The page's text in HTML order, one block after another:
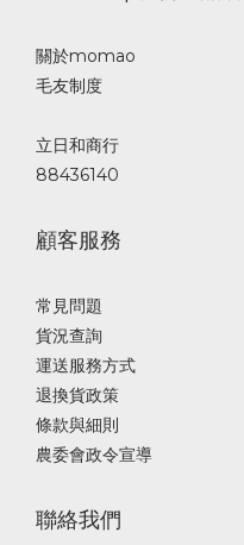
關於momao
毛友制度
立日和商行
88436140
顧客服務
常見問題
貨況查詢
運送服務方式
退換貨政策
條款與細則
農委會政令宣導
聯絡我們